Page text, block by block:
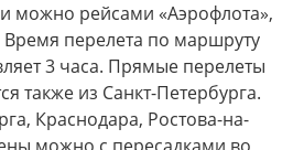
можно рейсами «Аэрофлота»,
перелета по маршруту
3 часа. Прямые перелеты
также из Санкт-Петербурга.
Краснодара, Ростова-на-